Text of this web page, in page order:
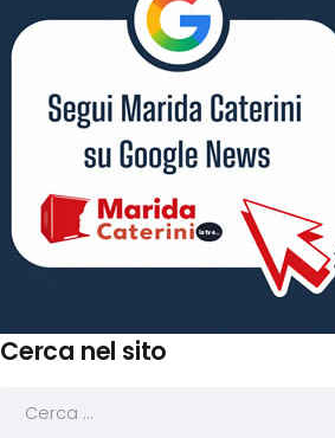
Cerca nel sito